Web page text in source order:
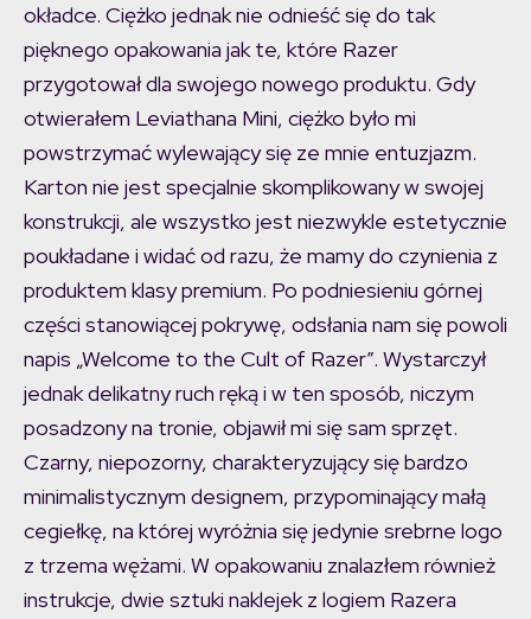
okładce. Ciężko jednak nie odnieść się do tak
pięknego opakowania jak te, które Razer
przygotował dla swojego nowego produktu. Gdy
otwierałem Leviathana Mini, ciężko było mi
powstrzymać wylewający się ze mnie entuzjazm.
Karton nie jest specjalnie skomplikowany w swojej
konstrukcji, ale wszystko jest niezwykle estetycznie
poukładane i widać od razu, że mamy do czynienia z
produktem klasy premium. Po podniesieniu górnej
części stanowiącej pokrywę, odsłania nam się powoli
napis „Welcome to the Cult of Razer”. Wystarczył
jednak delikatny ruch ręką i w ten sposób, niczym
posadzony na tronie, objawił mi się sam sprzęt.
Czarny, niepozorny, charakteryzujący się bardzo
minimalistycznym designem, przypominający małą
cegiełkę, na której wyróżnia się jedynie srebrne logo
z trzema wężami. W opakowaniu znalazłem również
instrukcje, dwie sztuki naklejek z logiem Razera